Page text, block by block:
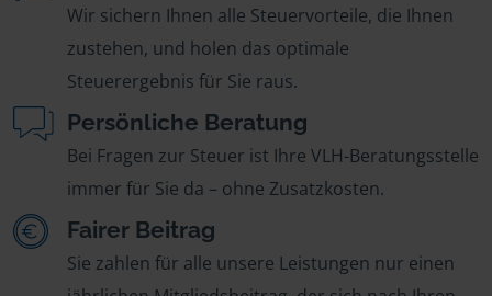
Wir sichern Ihnen alle Steuervorteile, die Ihnen
zustehen, und holen das optimale
Steuerergebnis für Sie raus.
Persönliche Beratung
Bei Fragen zur Steuer ist Ihre VLH-Beratungsstelle
immer für Sie da – ohne Zusatzkosten.
Fairer Beitrag
Sie zahlen für alle unsere Leistungen nur einen